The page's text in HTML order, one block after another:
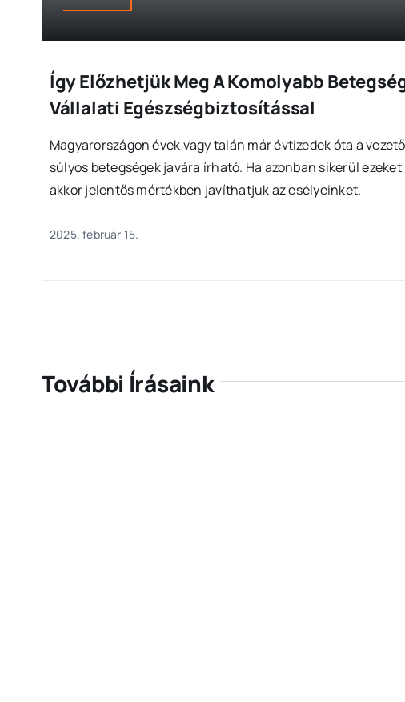
Így Előzhetjük Meg A Komolyabb
Vállalati Egészségbiztosítással
Magyarországon évek vagy talán már évtizedek óta a
súlyos betegségek javára írható. Ha azonban sikerül
akkor jelentős mértékben javíthatjuk az esélyeinket.
2025. február 15.
További Írásaink